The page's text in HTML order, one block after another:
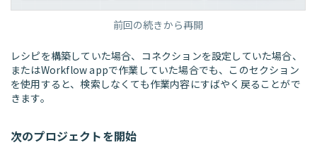
前回の続きから再開
レシピを構築していた場合、コネクションを設定していた場合、
またはWorkflow appで作業していた場合でも、このセクション
を使用すると、検索しなくても作業内容にすばやく戻ることがで
きます。
次のプロジェクトを開始